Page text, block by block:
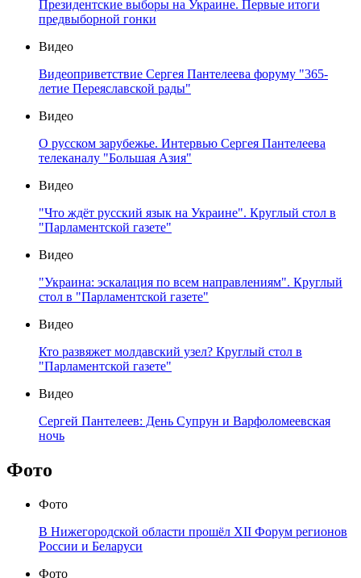
Президентские выборы на Украине. Первые итоги
предвыборной гонки
Видео
Видеоприветствие Сергея Пантелеева форуму "365-
летие Переяславской рады"
Видео
О русском зарубежье. Интервью Сергея Пантелеева
телеканалу "Большая Азия"
Видео
"Что ждёт русский язык на Украине". Круглый стол в
"Парламентской газете"
Видео
"Украина: эскалация по всем направлениям". Круглый
стол в "Парламентской газете"
Видео
Кто развяжет молдавский узел? Круглый стол в
"Парламентской газете"
Видео
Сергей Пантелеев: День Супрун и Варфоломеевская
ночь
Фото
Фото
В Нижегородской области прошёл XII Форум регионов
России и Беларуси
Фото